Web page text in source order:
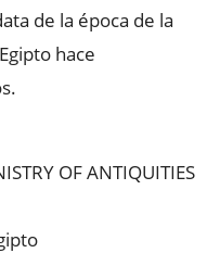
de la época de la
hace
OF ANTIQUITIES